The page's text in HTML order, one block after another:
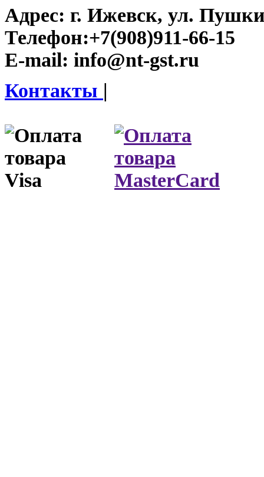
Адрес: г. Ижевск, ул.
Телефон:+7(908)911-66-15
E-mail: info@nt-gst.ru
Контакты |